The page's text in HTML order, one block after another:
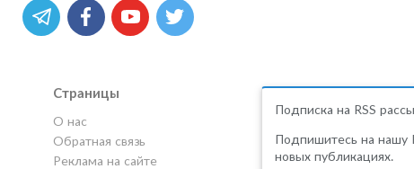
Страницы
О нас
Обратная связь
Реклама на сайте
Подписка на RSS
Подпишитесь на нашу
новых публикациях.